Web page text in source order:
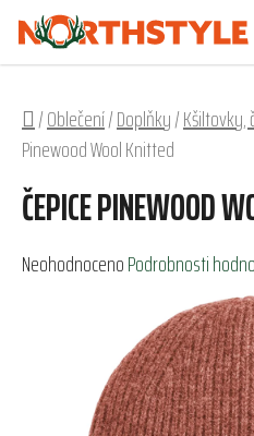
Přejít
obsah
Domů
/Oblečení/Doplňky/Kšiltovky,
Pinewood Wool Knitted
ČEPICE PINEWOOD
Průměrné
NeohodnocenoPodrobnosti